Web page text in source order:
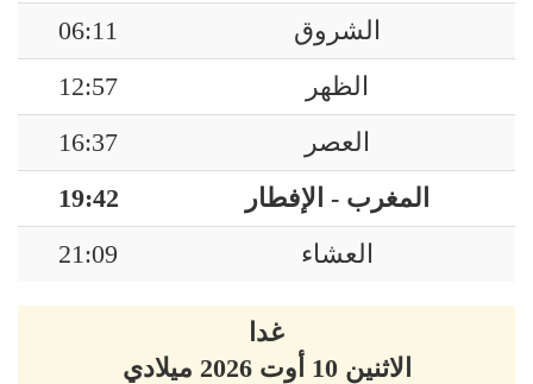
الشروق
06:11
الظهر
12:57
العصر
16:37
المغرب - الإفطار
19:42
العشاء
21:09
غدا
الاثنين 10 أوت 2026 ميلادي